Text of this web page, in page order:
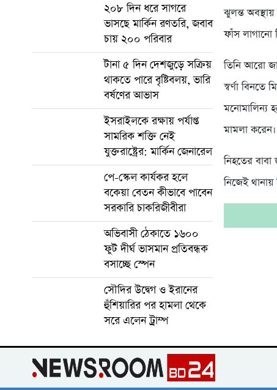
২০৮ দিন ধরে সাগরে
ভাসছে মার্কিন রণতরি, জবাব
চায় ২০০ পরিবার
টানা ৫ দিন দেশজুড়ে সক্রিয়
থাকতে পারে বৃষ্টিবলয়, ভারি
বর্ষণের আভাস
ইসরাইলকে রক্ষায় পর্যাপ্ত
সামরিক শক্তি নেই
যুক্তরাষ্ট্রের: মার্কিন জেনারেল
পে-স্কেল কার্যকর হলে
বকেয়া বেতন কীভাবে পাবেন
সরকারি চাকরিজীবীরা
অভিবাসী ঠেকাতে ১৬০০
ফুট দীর্ঘ ভাসমান প্রতিবন্ধক
বসাচ্ছে স্পেন
সৌদির উদ্বেগ ও ইরানের
হুঁশিয়ারির পর হামলা থেকে
সরে এলেন ট্রাম্প
ঝুলন্ত
ফাঁস লাগানো
তিনি আরো
স্বর্ণা
মনোমালিন্য
মামলা করেন।
নিহতের
নিজেই